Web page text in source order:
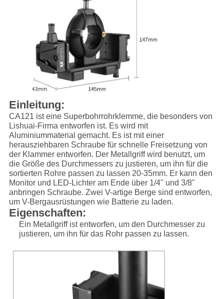
Einleitung:
CA121 ist eine Superbohrrohrklemme, die besonders von
Lishuai-Firma entworfen ist. Es wird mit
Aluminiummaterial gemacht. Es ist mit einer
herausziehbaren Schraube für schnelle Freisetzung von
der Klammer entworfen. Der Metallgriff wird benutzt, um
die Größe des Durchmessers zu justieren, um ihn für die
sortierten Rohre passen zu lassen 20-35mm. Er kann den
Monitor und LED-Lichter am Ende über 1/4" und 3/8"
anbringen Schraube. Zwei V-artige Berge sind entworfen,
um V-Bergausrüstungen wie Batterie zu laden.
Eigenschaften:
Ein Metallgriff ist entworfen, um den Durchmesser zu
justieren, um ihn für das Rohr passen zu lassen.